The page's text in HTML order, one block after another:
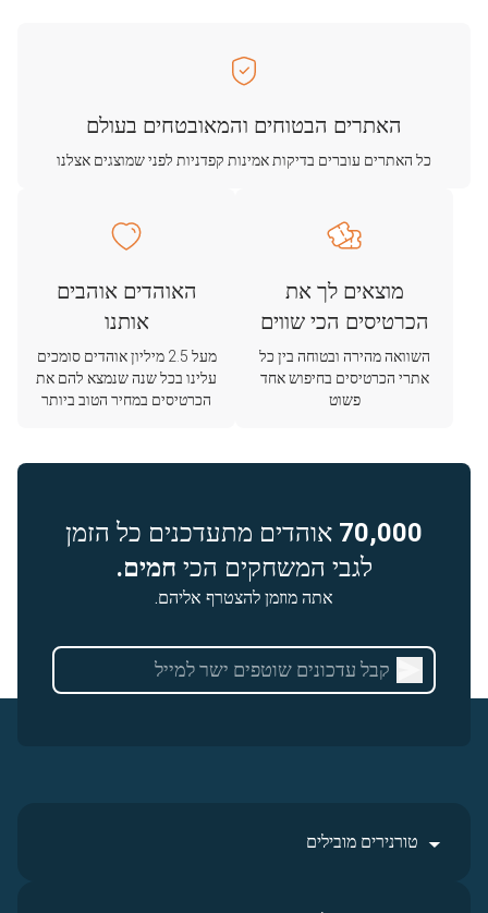
האתרים הבטוחים והמאובטחים בעולם
כל האתרים עוברים בדיקות אמינות קפדניות לפני שמוצגים אצלנו
מוצאים לך את
הכרטיסים הכי שווים
השוואה מהירה ובטוחה בין כל
אתרי הכרטיסים בחיפוש אחד
פשוט
האוהדים אוהבים
אותנו
מעל 2.5 מיליון אוהדים סומכים
עלינו בכל שנה שנמצא להם את
הכרטיסים במחיר הטוב ביותר
70,000 אוהדים מתעדכנים כל הזמן
לגבי המשחקים הכי חמים.
אתה מוזמן להצטרף אליהם.
טורנירים מובילים